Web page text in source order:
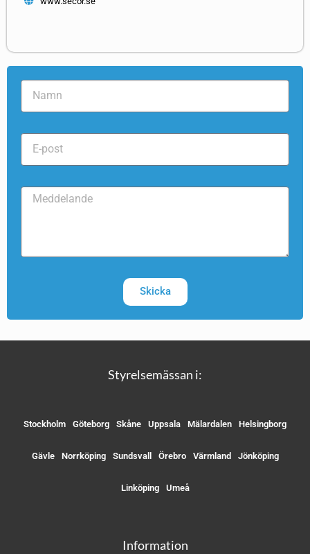
Skicka
Styrelsemässan i:
Stockholm Göteborg Skåne Uppsala Mälardalen Helsingborg
Gävle Norrköping Sundsvall Örebro Värmland Jönköping
Linköping Umeå
Information